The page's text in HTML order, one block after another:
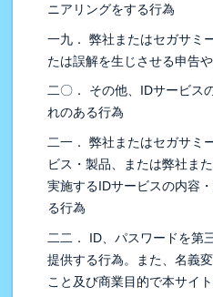
ニアリングをする行為
一九． 弊社またはセガサミ
たは誤解を生じさせる申告
二〇． その他、IDサービス
れのある行為
二一． 弊社またはセガサミ
ビス・製品、または弊社ま
実施するIDサービスの内容
る行為
二二． ID、パスワードを第
提供する行為。また、名義
こと及び商業目的で本サイ